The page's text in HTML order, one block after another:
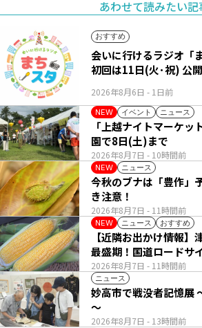
あわせて読みたい記
おすすめ
2026年8月6日 - 1日前
会いに行けるラジオ「
初回は11日(火･祝) 公
NEW イベント ニュース
2026年8月7日 - 10時間前
「上越ナイトマーケッ
園で8日(土)まで
NEW ニュース
2026年8月7日 - 11時間前
今秋のブナは「豊作」予測 クマ出没に
き注意！
NEW ニュース おすすめ
2026年8月7日 - 11時間前
【近隣お出かけ情報
最盛期！国道ロードサ
い列
ニュース
2026年8月7日 - 13時間前
妙高市で戦没者記憶展
～